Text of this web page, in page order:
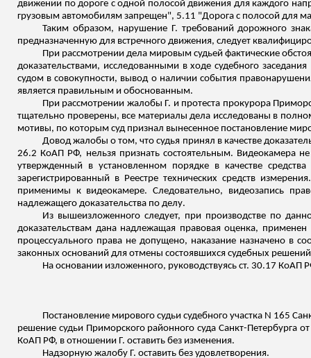
движении по дороге с одной полосой движения для каждого
грузовым автомобилям запрещен", 5.11 "Дорога с полосой для
Таким образом, нарушение Г. требований дорожного
предназначенную для встречного движения, следует
При рассмотрении дела мировым судьей фактические
доказательствами, исследованными в ходе судебного
судом в совокупности, вывод о наличии события
является правильным и обоснованным.
При рассмотрении жалобы Г. и протеста прокурора
тщательно проверены, все материалы дела исследованы в
мотивы, по которым суд признал вынесенное постановление
Довод жалобы о том, что судья принял в качестве
26.2 КоАП РФ, нельзя признать состоятельным. Видеокамера
утвержденный в установленном порядке в качестве
зарегистрированный в Реестре технических средств
применимы к видеокамере. Следовательно, видеозапись
надлежащего доказательства по делу.
Из вышеизложенного следует, при производстве по
доказательствам дана надлежащая правовая оценка,
процессуального права не допущено, наказание назначено в
законных оснований для отмены состоявшихся судебных
На основании изложенного, руководствуясь ст. 30.17 КоАП
Постановление мирового судьи судебного участка N 165
решение судьи Приморского районного суда Санкт-
КоАП РФ, в отношении Г. оставить без изменения.
Надзорную жалобу Г. оставить без удовлетворения.